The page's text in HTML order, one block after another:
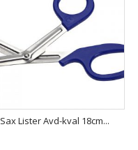
Sax Lister Avd-kval 18cm...